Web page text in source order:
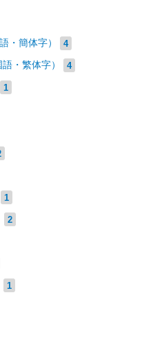
・簡体字） 4
・繁体字） 4
1
1
2
1